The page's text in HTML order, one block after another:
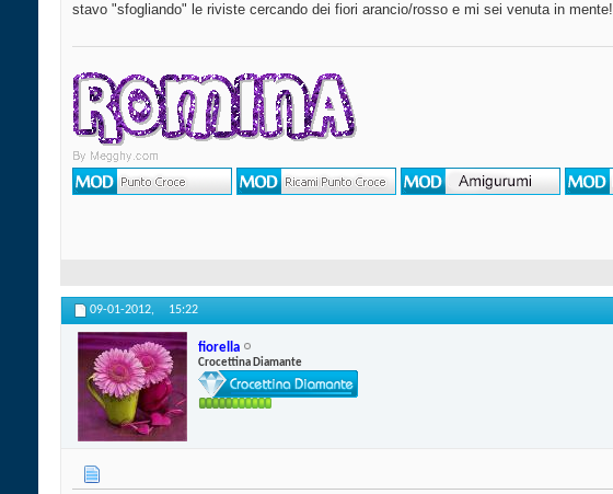
stavo "sfogliando" le riviste cercando dei fiori arancio/rosso e mi sei venuta in mente!
09-01-2012, 15:22
fiorella
Crocettina Diamante